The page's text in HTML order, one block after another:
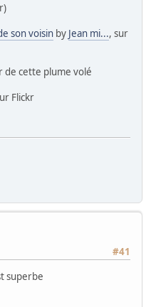
son voisin by Jean mi..., sur
de cette plume volé
Flickr
#41
superbe